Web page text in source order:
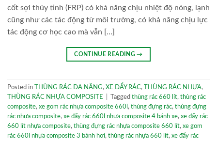
cốt sợi thủy tinh (FRP) có khả năng chịu nhiệt độ nóng, lạnh
cũng như các tác động từ môi trường, có khả năng chịu lực
tác động cơ học cao mà vẫn […]
CONTINUE READING→
Posted in THÙNG RÁC ĐA NĂNG, XE ĐẨY RÁC, THÙNG RÁC NHỰA,
THÙNG RÁC NHỰA COMPOSITE
Tagged thùng rác 660 lít, thùng rác
composite, xe gom rác nhựa composite 660l , thùng đựng rác, thùng đựng
rác nhựa composite, xe đẩy rác 660l nhựa composite 4 bánh xe, xe đẩy rác
660 lít nhựa composite, thùng đựng rác nhựa composite 660 lít, xe gom
rác 660l nhựa composite 3 bánh hơi, thùng rác nhựa 660 lít, xe đẩy rác